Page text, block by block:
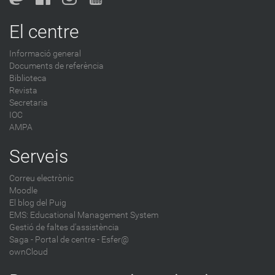
El centre
Informació general
Documents de referència
Biblioteca
Revista
Secretaria
IOC
AMPA
Serveis
Correu electrònic
Moodle
El blog del Puig
EMS: Educational Management System
Gestió de faltes d'assistència
Saga - Portal de centre - Esfer@
ownCloud